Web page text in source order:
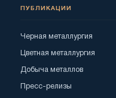
ПУБЛИКАЦИИ
Черная металлургия
Цветная металлургия
Добыча металлов
Пресс-релизы